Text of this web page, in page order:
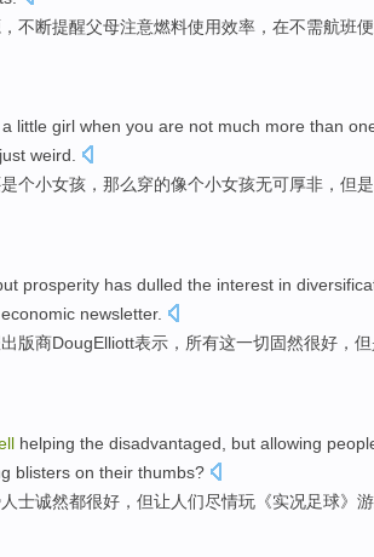
，不断提醒父母注意燃料使用效率 ，在不需航班
a little girl when you are not much more than
weird.
个小女孩 ，那么穿的像个小女孩无可厚非， 但是
prosperity has dulled the interest in
economic newsletter.
出版商DougElliott表示 ， 所有这一切固然很好 ，
helping the disadvantaged but allowing
blisters on their thumbs?
士诚然都很好 ， 但让 人们尽情玩《实况足球》